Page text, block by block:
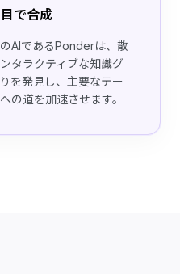
で合成
AIであるPonderは、散
タラクティブな知識グ
を発見し、主要なテー
の道を加速させます。